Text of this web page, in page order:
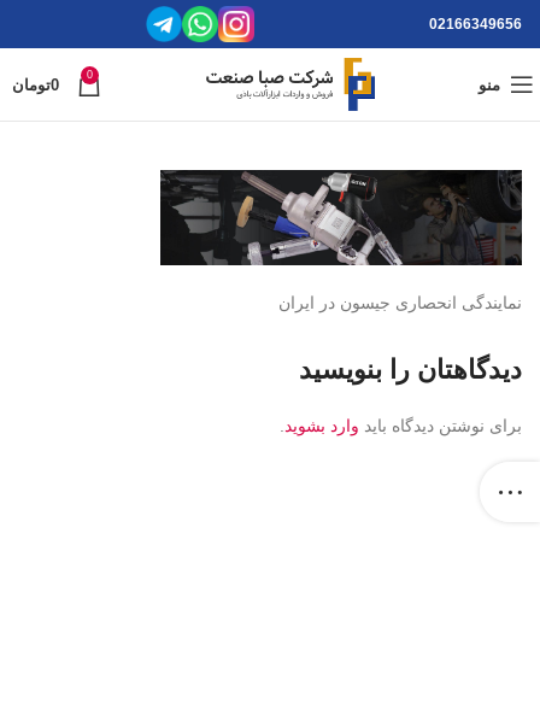
02166349656
منو
0
0تومان
نمایندگی انحصاری جیسون در ایران
دیدگاهتان را بنویسید
برای نوشتن دیدگاه باید وارد بشوید